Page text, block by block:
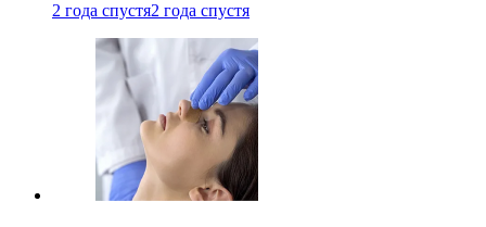
2 года спустя2 года спустя